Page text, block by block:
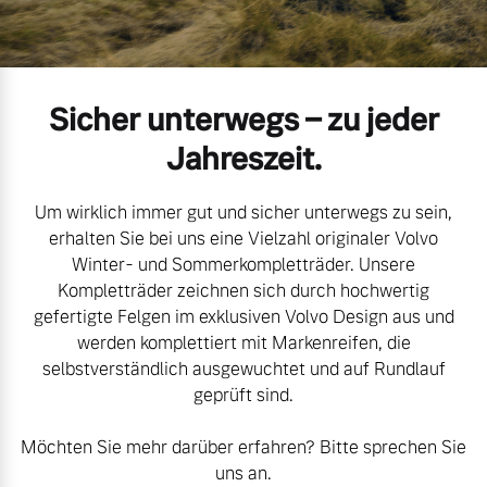
Mild-Hybrid
Geschäftskunden
Editionsmodelle
Konnektivität
Volvo Gebrauchtwagenbörse
Volvo kauft Ihr Auto
Aktuelle Zubehörangebote
Zubehörkatalog
Service by Volvo
Sie erhalten bei uns eine
Vielzahl von Original
Kontakt und Anfahrt
Unsere News & Events
Sicher unterwegs – zu jeder
Jahreszeit.
Um wirklich immer gut und sicher unterwegs zu sein,
erhalten Sie bei uns eine Vielzahl originaler Volvo
Winter- und Sommerkompletträder. Unsere
Kompletträder zeichnen sich durch hochwertig
gefertigte Felgen im exklusiven Volvo Design aus und
werden komplettiert mit Markenreifen, die
selbstverständlich ausgewuchtet und auf Rundlauf
geprüft sind.
Möchten Sie mehr darüber erfahren? Bitte sprechen Sie
uns an.